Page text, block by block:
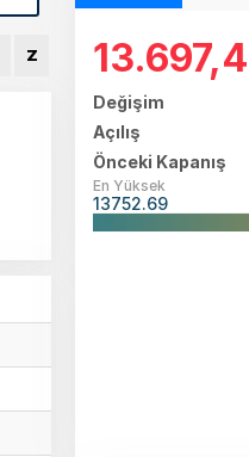
Z
Değişim
Açılış
Önceki Kapanış
En Yüksek
13752.69